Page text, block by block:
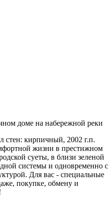
доме на набережной реки
стен: кирпичный, 2002 г.п.
жизни в престижном
суеты, в близи зеленой
системы и одновременно с
Для вас - специальные
покупке, обмену и